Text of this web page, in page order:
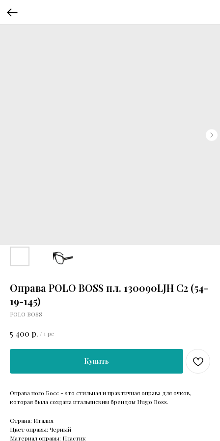
Оправа POLO BOSS пл. 130090LJH C2 (54-
19-145)
POLO BOSS
5 400 р. / 1 pc
Купить
Оправа поло Босс - это стильная и практичная оправа для очков,
которая была создана итальянским брендом Hugo Boss.
Страна: Италия
Цвет оправы: Черный
Материал оправы: Пластик